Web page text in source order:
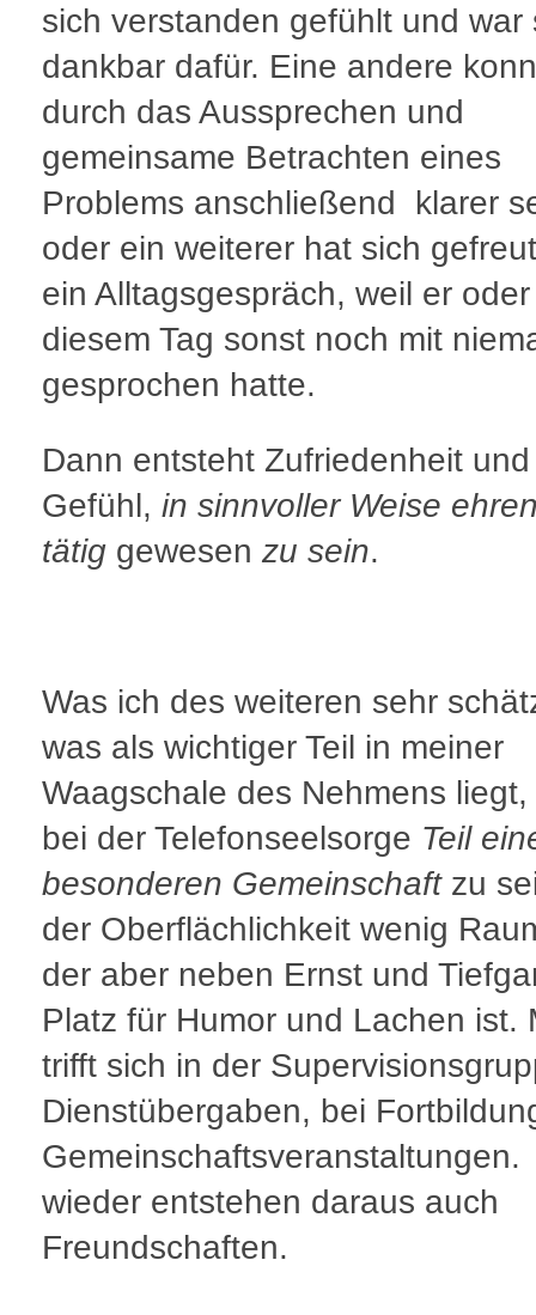
sich verstanden gefühlt und war
dankbar dafür. Eine andere
durch das Aussprechen und
gemeinsame Betrachten eines
Problems anschließend klarer
oder ein weiterer hat sich
ein Alltagsgespräch, weil er
diesem Tag sonst noch mit
gesprochen hatte.
Dann entsteht Zufriedenheit
Gefühl, in sinnvoller Weise
tätig gewesen zu sein.
Was ich des weiteren sehr
was als wichtiger Teil in meiner
Waagschale des Nehmens
bei der Telefonseelsorge Teil
besonderen Gemeinschaftzu
der Oberflächlichkeit wenig
der aber neben Ernst und
Platz für Humor und Lachen ist.
trifft sich in der
Dienstübergaben, bei
Gemeinschaftsveranstaltungen.
wieder entstehen daraus auch
Freundschaften.